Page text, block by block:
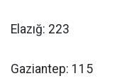
Elazığ: 223
Gaziantep: 115